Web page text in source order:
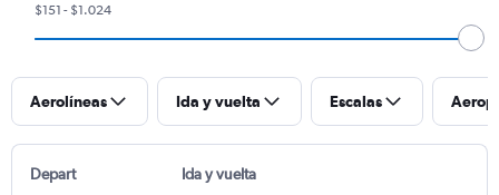
$151 - $1.024
Aerolíneas Ida y vuelta Escalas
Depart Ida y vuelta